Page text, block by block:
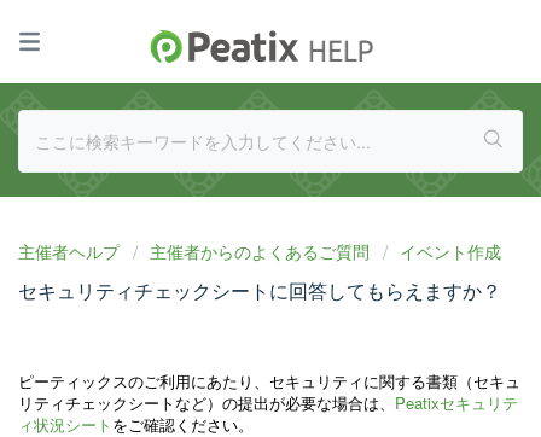
主催者ヘルプ 主催者からのよくあるご質問 イベント作成
セキュリティチェックシートに回答してもらえますか？
ピーティックスのご利用にあたり、セキュリティに関する書類（セキュ
リティチェックシートなど）の提出が必要な場合は、 Peatixセキュリテ
ィ状況シート をご確認ください。